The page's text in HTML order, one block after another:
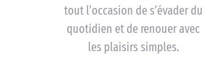
tout l’occasion de s’évader du
quotidien et de renouer avec
les plaisirs simples.